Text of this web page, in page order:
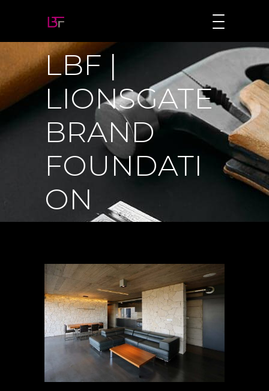
LBF |
LIONSGATE
BRAND
FOUNDATI
ON